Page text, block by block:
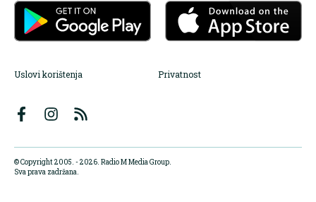
Uslovi korištenja Privatnost
© Copyright 2005. - 2026. Radio M Media Group.
Sva prava zadržana.